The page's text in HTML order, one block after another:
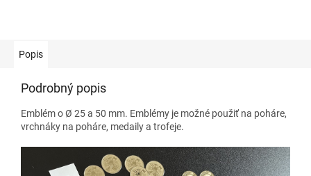
Popis
Podrobný popis
Emblém o Ø 25 a 50 mm. Emblémy je možné použiť na poháre,
vrchnáky na poháre, medaily a trofeje.